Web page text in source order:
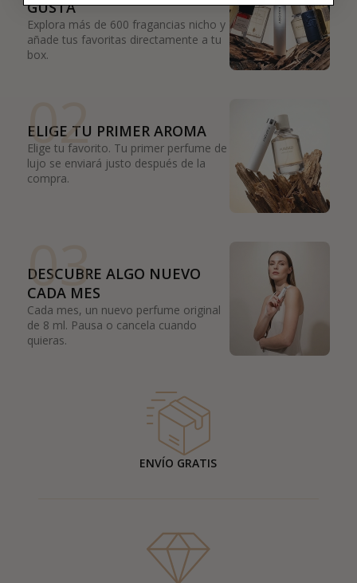
GUSTA
Explora más de 600 fragancias nicho y
añade tus favoritas directamente a tu
box.
02
ELIGE TU PRIMER AROMA
Elige tu favorito. Tu primer perfume de
lujo se enviará justo después de la
compra.
03
DESCUBRE ALGO NUEVO
CADA MES
Cada mes, un nuevo perfume original
de 8 ml. Pausa o cancela cuando
quieras.
ENVÍO GRATIS